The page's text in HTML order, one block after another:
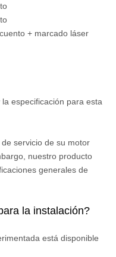
+ marcado láser
especificación para esta
servicio de su motor
nuestro producto
generales de
la instalación?
está disponible